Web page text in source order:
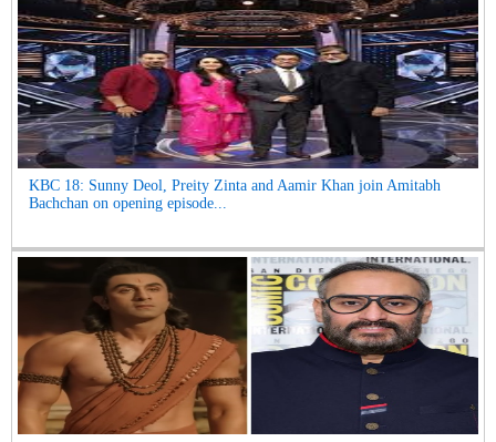
KBC 18: Sunny Deol, Preity Zinta and Aamir Khan join Amitabh
Bachchan on opening episode...